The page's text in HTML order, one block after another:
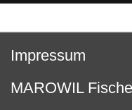
Impressum
MAROWIL